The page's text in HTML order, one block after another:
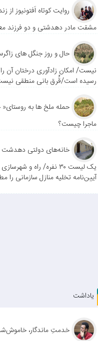
روایت کوتاه اَفتونیوز از
مشقت مادر دهدشتی و دو فرزند
حال و روز جنگل های
نیست/ امکان زادآوری درختان آن
رسیده است/قُرق بانی منطقی
حمله ملخ ها به روستای«
ماجرا چیست؟
خانه‌های دولتی دهدشت
یک لیست ۳۰ نفره/ راه و
آیین‌نامه تخلیه منازل سازمانی را
یاداشت
خدمتِ ماندگار،